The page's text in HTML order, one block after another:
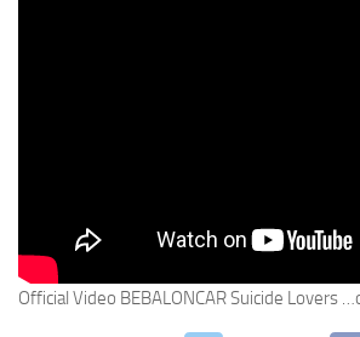
Official Video BEBALONCAR Suicide Lovers